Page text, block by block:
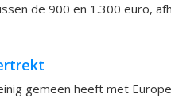
de 900 en 1.300 euro,
gemeen heeft met